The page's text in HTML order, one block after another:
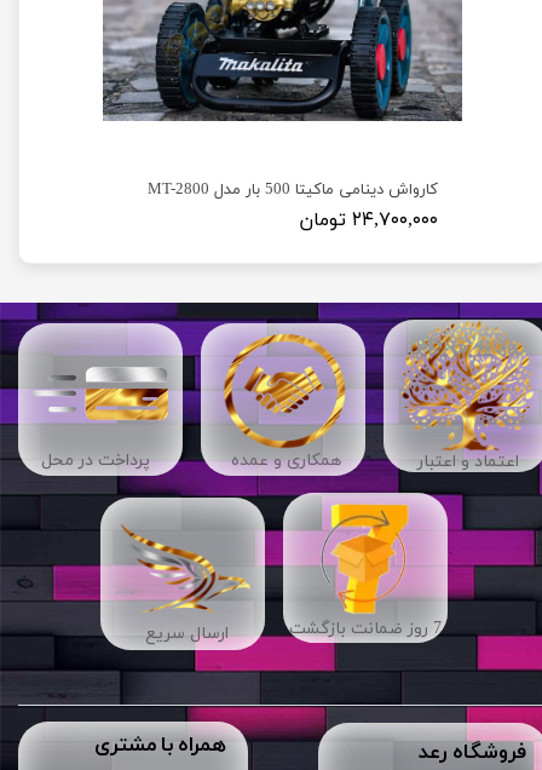
کارواش دینامی ماکیتا 500 بار مدل MT-2800
۲۴,۷۰۰,۰۰۰ تومان
ارسال سریع
​فروشگاه رعد همراه با مشتری
اعتماد و اعتبار
7 روز ضمانت بازگشت
پرداخت در محل ​​همکاری و عمده